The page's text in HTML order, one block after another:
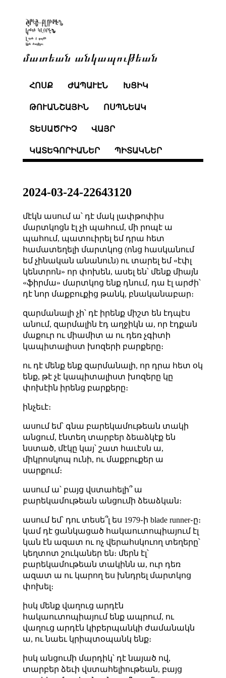
մատեան անկապութեան
ՀՈՍՔ ԺԱՊԱՒԷՆ ԽՑԻԿ
ԹՈՒԱՆՇԱՅԻՆ ՈՍՊՆԵԱԿ
ՏԵՍԱԾՐԻՉ ՎԱՅՐ
ԿԱՏԵԳՈՐԻԱՆԵՐ ՊԻՏԱԿՆԵՐ
2024-03-24-22643120
մէկն ասում ա՝ դէ մակ լափթոփիս
մարտկոցն էլ չի պահում, մի րոպէ ա
պահում, պատուիրել եմ դրա հետ
համատեղելի մարտկոց (ոնց հասկանում
եմ չինական անանուն) ու տարել եմ «էփլ
կենտրոն» որ փոխեն, ասել են՝ մենք միայն
«ֆիրմա» մարտկոց ենք դնում, դա էլ արժի՝
դէ նոր մաքբուքից թանկ, բնականաբար։
զարմանալի չի՝ դէ իրենք միշտ են էդպէս
անում, զարմալին էդ աղջիկն ա, որ էդքան
մաքուր ու միամիտ ա ու դեռ չգիտի
կապիտալիստ խոզերի բարքերը։
ու դէ մենք ենք զարմանալի, որ դրա հետ օկ
ենք, թէ չէ կապիտալիստ խոզերը կը
փոխէին իրենց բարքերը։
ինչեւէ։
ասում եմ՝ գնա բարեկամութեան տակի
անցում, էնտեղ տարբեր ձեաձկէք են
նստած, մէկը կայ՝ շատ հաւէսն ա,
միկրոսկոպ ունի, ու մաքբուքեր ա
սարքում։
ասում ա՝ բայց վստահելի՞ ա
բարեկամութեան անցումի ձեաձկան։
ասում եմ՝ դու տեսե՞լ ես 1979֊ի blade runner֊ը։
կամ դէ ցանկացած հակաուտոպիայում էլ
կան էն ազատ ու ոչ վերահսկուող տեղերը՝
կեղտոտ շուկաներ են։ մերն էլ՝
բարեկամութեան տակինն ա, ուր դեռ
ազատ ա ու կարող ես խնդրել մարտկոց
փոխել։
իսկ մենք վաղուց արդէն
հակաուտոպիայում ենք ապրում, ու
վաղուց արդէն կիբերպանկի ժամանակն
ա, ու նաեւ կրիպտօպանկ ենք։
իսկ անցումի մարդիկ՝ դէ նայած ով,
տարբեր ձեւի վստահելիութեան, բայց